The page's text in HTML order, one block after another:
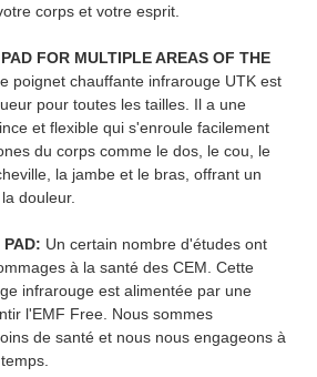
corps et votre esprit.
FOR MULTIPLE AREAS OF THE
poignet chauffante infrarouge UTK est
pour toutes les tailles. Il a une
et flexible qui s'enroule facilement
du corps comme le dos, le cou, le
la jambe et le bras, offrant un
douleur.
PAD: Un certain nombre d'études ont
à la santé des CEM. Cette
infrarouge est alimentée par une
l'EMF Free. Nous sommes
de santé et nous nous engageons à